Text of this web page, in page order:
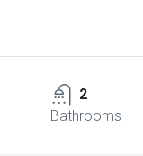
2
Bathrooms